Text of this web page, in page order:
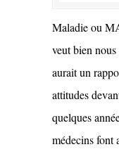
Maladie ou
veut bien
aurait un
attitudes
quelques
médecins font